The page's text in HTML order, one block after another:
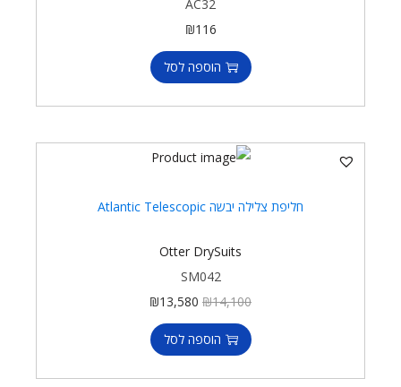
AC32
₪116
הוספה לסל
חליפת צלילה יבשה Atlantic Telescopic
Otter DrySuits
SM042
₪14,100
₪13,580
הוספה לסל